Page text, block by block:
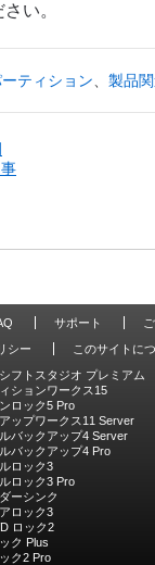
い。
ティション 製品
サポート
シー
このサイトに
フトスタジオ プレミアム
ションワークス15
ロック5 Pro
ップワークス11 Server
バックアップ4 Server
バックアップ4 Pro
ロック3
ロック3 Pro
ーシンク
ロック3
ロック2
ク Plus
ク2 Pro